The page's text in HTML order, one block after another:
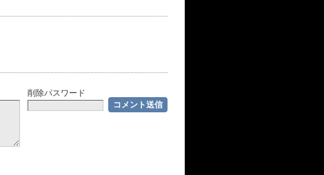
削除パスワード